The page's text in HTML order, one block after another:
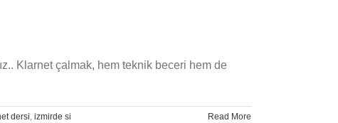
Klarnet çalmak, hem teknik beceri hem de
dersi izmirde si
Read More